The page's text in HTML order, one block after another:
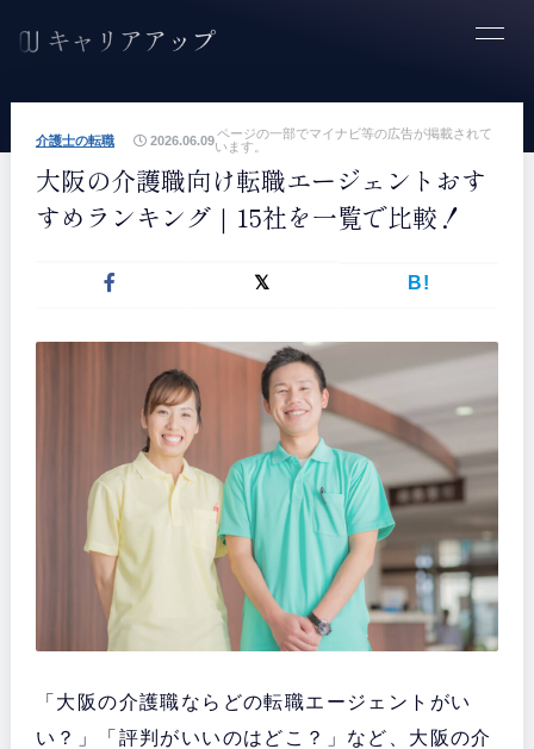
ページの一部でマイナビ等の広告が掲載されて
います。
介護士の転職 2026.06.09
大阪の介護職向け転職エージェントおす
すめランキング｜15社を一覧で比較！
B!
「大阪の介護職ならどの転職エージェントがい
い？」「評判がいいのはどこ？」など、大阪の介